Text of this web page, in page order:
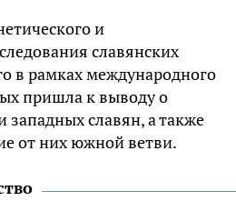
и
славянских
в рамках международного
пришла к выводу о
западных славян, а также
от них южной ветви.